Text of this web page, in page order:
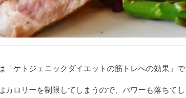
「ケトジェニックダイエットの筋トレへの効果」で
カロリーを制限してしまうので、パワーも落ちて